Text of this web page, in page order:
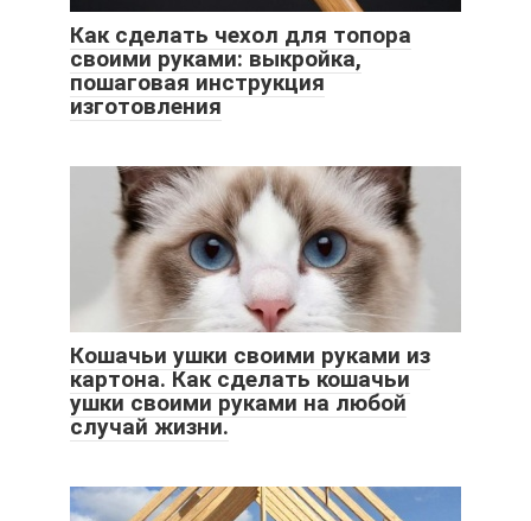
Как сделать чехол для топора
своими руками: выкройка,
пошаговая инструкция
изготовления
Кошачьи ушки своими руками из
картона. Как сделать кошачьи
ушки своими руками на любой
случай жизни.